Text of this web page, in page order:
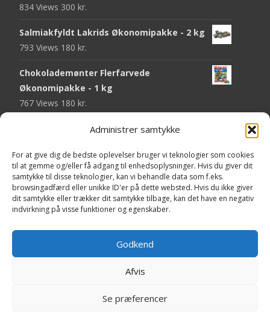
Administrer samtykke
For at give dig de bedste oplevelser bruger vi teknologier som cookies
til at gemme og/eller få adgang til enhedsoplysninger. Hvis du giver dit
samtykke til disse teknologier, kan vi behandle data som f.eks.
browsingadfærd eller unikke ID'er på dette websted. Hvis du ikke giver
dit samtykke eller trækker dit samtykke tilbage, kan det have en negativ
indvirkning på visse funktioner og egenskaber.
Godkend
Afvis
Se præferencer
834 Views 300 kr.
Salmiakfyldt Lakrids Økonomipakke - 2 kg
793 Views 180 kr.
Chokolademønter Flerfarvede
Økonomipakke - 1 kg
767 Views 180 kr.
Malaco Stjerner Lakrids - 92 gram
Pringles Hot & Spicy - 165 gram
742 Views40 kr.
Fini Krudttønder Tyggegummi
, Themei-craftby TemplatesNext.